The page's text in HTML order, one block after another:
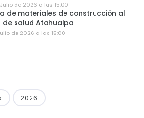
de 2026 a las 15:00
de materiales de construcción al
de salud Atahualpa
de 2026 a las 15:00
2026